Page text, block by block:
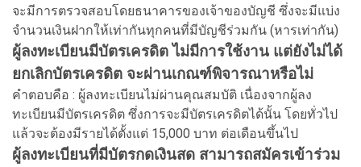
จะมีการตรวจสอบโดยธนาคารของเจ้าของบัญชี ซึ่งจะมีแบ่ง
จำนวนเงินฝากให้เท่ากันทุกคนที่มีบัญชีร่วมกัน (หารเท่ากัน)
ผู้ลงทะเบียนมีบัตรเครดิต ไม่มีการใช้งาน แต่ยังไม่ได้
ยกเลิกบัตรเครดิต จะผ่านเกณฑ์พิจารณาหรือไม่
คำตอบคือ : ผู้ลงทะเบียนไม่ผ่านคุณสมบัติ เนื่องจากผู้ลง
ทะเบียนมีบัตรเครดิต ซึ่งการจะมีบัตรเครดิตได้นั้น โดยทั่วไป
แล้วจะต้องมีรายได้ตั้งแต่ 15,000 บาท ต่อเดือนขึ้นไป
ผู้ลงทะเบียนที่มีบัตรกดเงินสด สามารถสมัครเข้าร่วม